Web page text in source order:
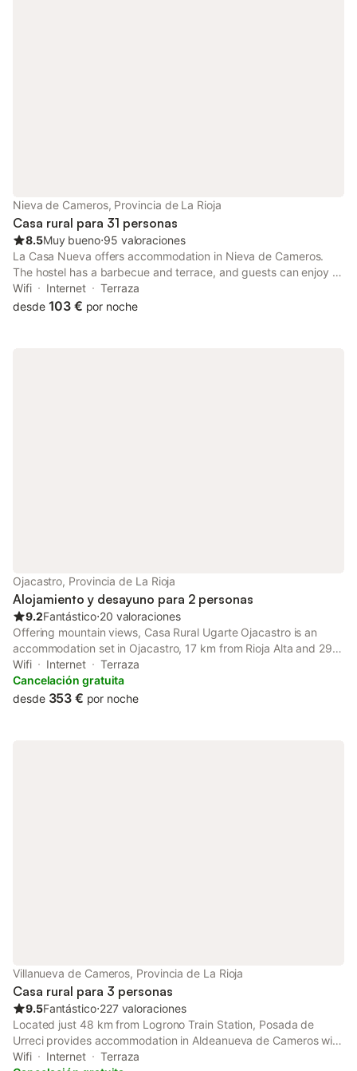
Nieva de Cameros, Provincia de La Rioja
Casa rural para 31 personas
8.5Muy bueno⋅95 valoraciones
La Casa Nueva offers accommodation in Nieva de Cameros.
The hostel has a barbecue and terrace, and guests can enjoy a
meal at the restaurant. You can engage in various activities,
such as cycling and hiking.
Wifi Internet
Terraza
desde 103 € por noche
Ojacastro, Provincia de La Rioja
Alojamiento y desayuno para 2 personas
9.2Fantástico⋅20 valoraciones
Offering mountain views, Casa Rural Ugarte Ojacastro is an
accommodation set in Ojacastro, 17 km from Rioja Alta and 29
km from Suso & Yuso monasteries. This 3-star bed and
breakfast offers a 24-hour front desk and a shared kitchen.
Wifi Internet
Terraza
Cancelación gratuita
desde 353 € por noche
Villanueva de Cameros, Provincia de La Rioja
Casa rural para 3 personas
9.5Fantástico⋅227 valoraciones
Located just 48 km from Logrono Train Station, Posada de
Urreci provides accommodation in Aldeanueva de Cameros with
access to a garden, a bar, as well as a shared kitchen.
Wifi Internet
Terraza